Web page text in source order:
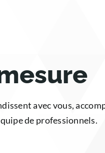
avec vous,
de professionnels.